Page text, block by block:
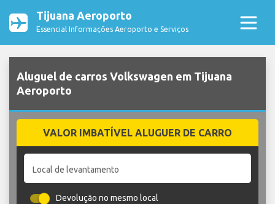
Tijuana Aeroporto
Essencial Informações Aeroporto e Serviços
Aluguel de carros Volkswagen em Tijuana
Aeroporto
VALOR IMBATÍVEL ALUGUER DE CARRO
Local de levantamento
Devolução no mesmo local